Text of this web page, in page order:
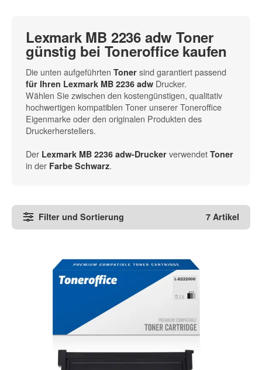
Lexmark MB 2236 adw Toner
günstig bei Toneroffice kaufen
Die unten aufgeführten Toner sind garantiert passend
für Ihren Lexmark MB 2236 adw Drucker.
Wählen Sie zwischen den kostengünstigen, qualitativ
hochwertigen kompatiblen Toner unserer Toneroffice
Eigenmarke oder den originalen Produkten des
Druckerherstellers.
Der Lexmark MB 2236 adw-Drucker verwendet Toner
in der Farbe Schwarz.
Filter und Sortierung 7 Artikel